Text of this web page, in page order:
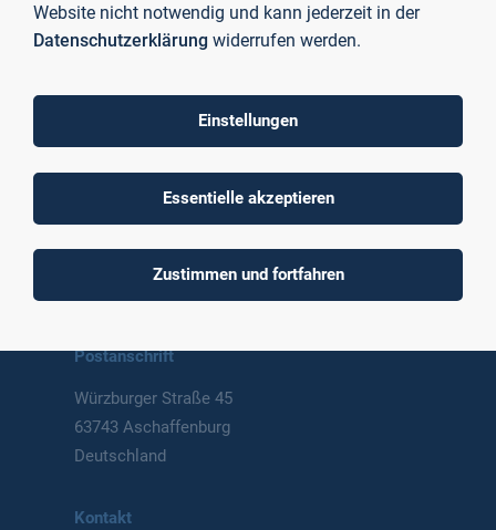
Technische Hochschule
Aschaffenburg
University of Applied Sciences
Postanschrift
Würzburger Straße 45
63743 Aschaffenburg
Deutschland
Kontakt
Website nicht notwendig und kann jederzeit in der
Datenschutzerklärung widerrufen werden.
Einstellungen
Essentielle akzeptieren
Zustimmen und fortfahren